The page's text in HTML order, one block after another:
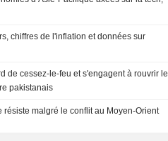
chiffres de l'inflation et données sur
de cessez-le-feu et s'engagent à rouvrir le
pakistanais
malgré le conflit au Moyen-Orient